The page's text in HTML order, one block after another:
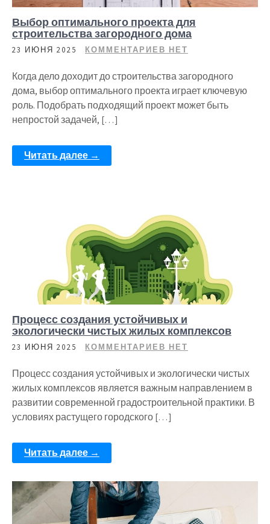
Выбор оптимального проекта для
строительства загородного дома
23 ИЮНЯ 2025 КОММЕНТАРИЕВ НЕТ
Когда дело доходит до строительства загородного
дома, выбор оптимального проекта играет ключевую
роль. Подобрать подходящий проект может быть
непростой задачей, […]
Читать далее →
Процесс создания устойчивых и
экологически чистых жилых комплексов
23 ИЮНЯ 2025 КОММЕНТАРИЕВ НЕТ
Процесс создания устойчивых и экологически чистых
жилых комплексов является важным направлением в
развитии современной градостроительной практики. В
условиях растущего городского […]
Читать далее →